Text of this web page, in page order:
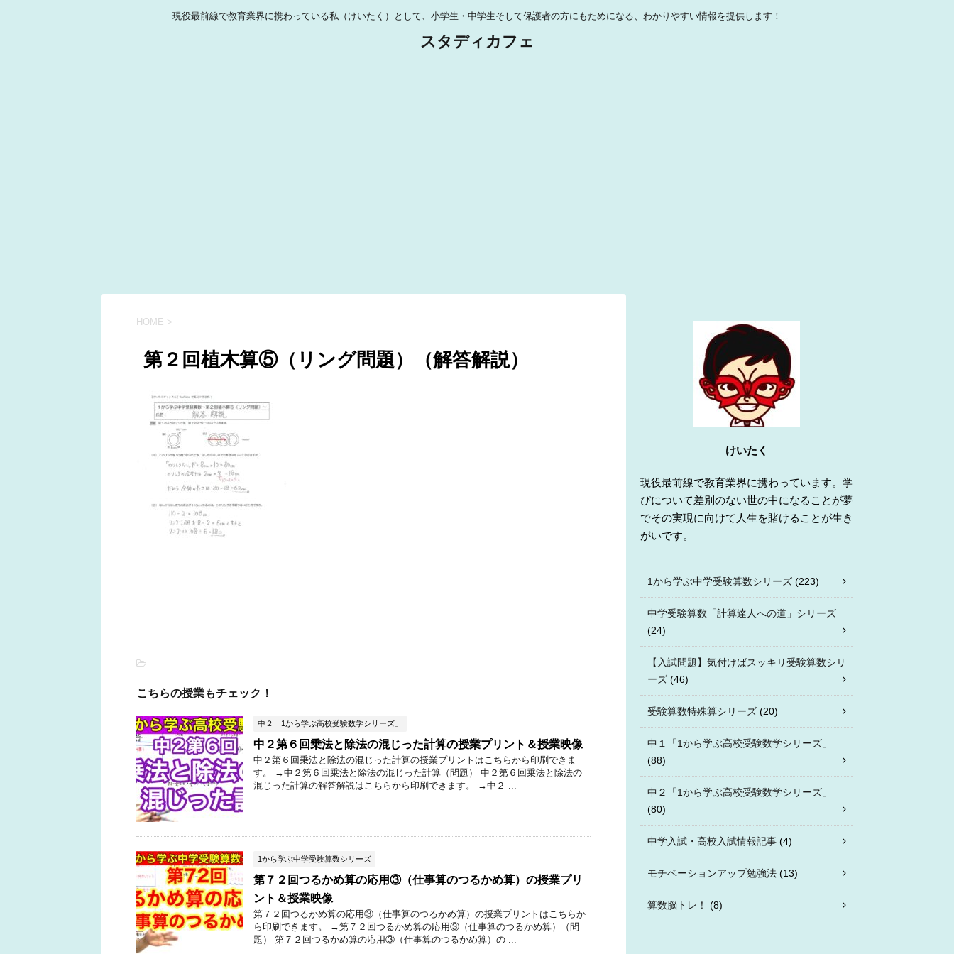
現役最前線で教育業界に携わっている私（けいたく）として、小学生・中学生そして保護者の方にもためになる、わかりやすい情報を提供します！
スタディカフェ
HOME >
第２回植木算⑤（リング問題）（解答解説）
-
こちらの授業もチェック！
中２「1から学ぶ高校受験数学シリーズ」
中２第６回乗法と除法の混じった計算の授業プリント＆授業映像
中２第６回乗法と除法の混じった計算の授業プリントはこちらから印刷できま
す。 →中２第６回乗法と除法の混じった計算（問題） 中２第６回乗法と除法の
混じった計算の解答解説はこちらから印刷できます。 →中２ ...
1から学ぶ中学受験算数シリーズ
第７２回つるかめ算の応用③（仕事算のつるかめ算）の授業プリ
ント＆授業映像
第７２回つるかめ算の応用③（仕事算のつるかめ算）の授業プリントはこちらか
ら印刷できます。 →第７２回つるかめ算の応用③（仕事算のつるかめ算）（問
題） 第７２回つるかめ算の応用③（仕事算のつるかめ算）の ...
けいたく
現役最前線で教育業界に携わっています。学
びについて差別のない世の中になることが夢
でその実現に向けて人生を賭けることが生き
がいです。
1から学ぶ中学受験算数シリーズ (223)
中学受験算数「計算達人への道」シリーズ
(24)
【入試問題】気付けばスッキリ受験算数シリ
ーズ (46)
受験算数特殊算シリーズ (20)
中１「1から学ぶ高校受験数学シリーズ」
(88)
中２「1から学ぶ高校受験数学シリーズ」
(80)
中学入試・高校入試情報記事 (4)
モチベーションアップ勉強法 (13)
算数脳トレ！ (8)